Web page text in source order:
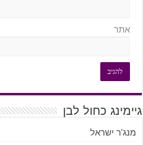
אתר
גיימינג כחול לבן
מנג'ר ישראל